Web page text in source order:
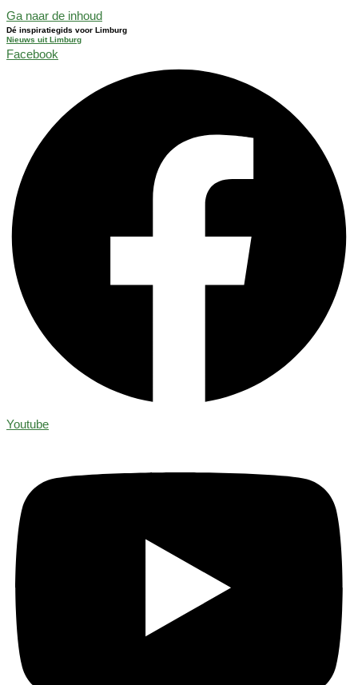
Ga naar de inhoud
Dé inspiratiegids voor Limburg
Nieuws uit Limburg
Facebook
Youtube